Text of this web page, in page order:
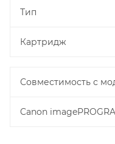
Тип
Картридж
Совместимость с
Canon